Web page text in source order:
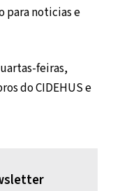
para noticias e
feiras,
do CIDEHUS e